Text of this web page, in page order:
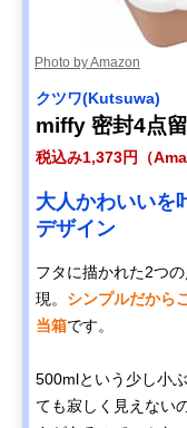
Photo by Amazon
クツワ(Kutsuwa)
miffy 密封4点
税込み1,373円（
大人かわいいを
デザイン
フタに描かれた2つ
現。 シンプルだから
当箱です。
500mlという少し小
ても寂しく見えない